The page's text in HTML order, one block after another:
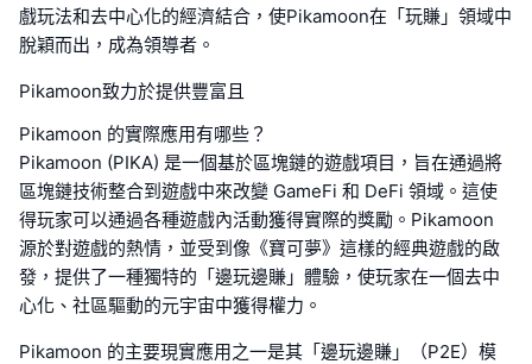
戲玩法和去中心化的經濟結合，使Pikamoon在「玩賺」領域中
脫穎而出，成為領導者。
Pikamoon致力於提供豐富且
Pikamoon 的實際應用有哪些？
Pikamoon (PIKA) 是一個基於區塊鏈的遊戲項目，旨在通過將
區塊鏈技術整合到遊戲中來改變 GameFi 和 DeFi 領域。這使
得玩家可以通過各種遊戲內活動獲得實際的獎勵。Pikamoon
源於對遊戲的熱情，並受到像《寶可夢》這樣的經典遊戲的啟
發，提供了一種獨特的「邊玩邊賺」體驗，使玩家在一個去中
心化、社區驅動的元宇宙中獲得權力。
Pikamoon 的主要現實應用之一是其「邊玩邊賺」（P2E）模